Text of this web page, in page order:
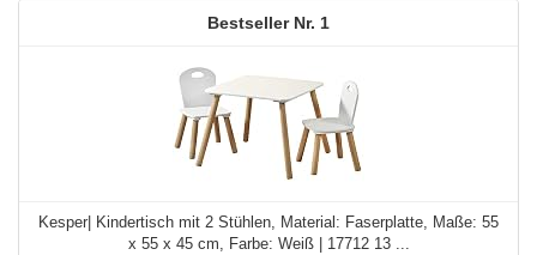
1
Kesper| Kindertisch mit 2 Stühlen, Material: Faserplatte, Maße: 55
x 55 x 45 cm, Farbe: Weiß | 17712 13 ...